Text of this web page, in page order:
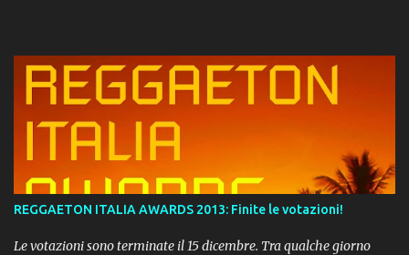
REGGAETON ITALIA AWARDS 2013: Finite le votazioni!
Le votazioni sono terminate il 15 dicembre. Tra qualche giorno